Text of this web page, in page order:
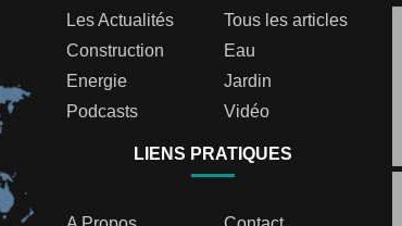
Les Actualités
Tous les articles
Construction
Eau
Energie
Jardin
Podcasts
Vidéo
LIENS PRATIQUES